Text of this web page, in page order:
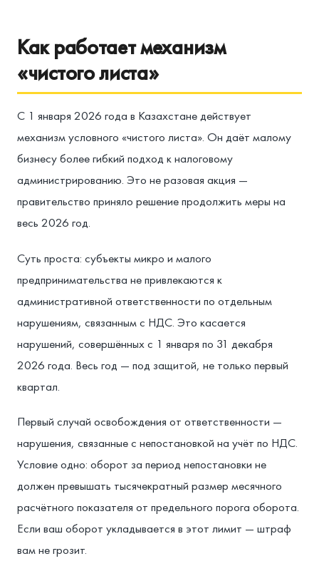
Как работает механизм
«чистого листа»
С 1 января 2026 года в Казахстане действует
механизм условного «чистого листа». Он даёт малому
бизнесу более гибкий подход к налоговому
администрированию. Это не разовая акция —
правительство приняло решение продолжить меры на
весь 2026 год.
Суть проста: субъекты микро и малого
предпринимательства не привлекаются к
административной ответственности по отдельным
нарушениям, связанным с НДС. Это касается
нарушений, совершённых с 1 января по 31 декабря
2026 года. Весь год — под защитой, не только первый
квартал.
Первый случай освобождения от ответственности —
нарушения, связанные с непостановкой на учёт по НДС.
Условие одно: оборот за период непостановки не
должен превышать тысячекратный размер месячного
расчётного показателя от предельного порога оборота.
Если ваш оборот укладывается в этот лимит — штраф
вам не грозит.